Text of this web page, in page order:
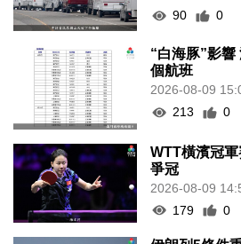
90
0
“白海豚”影
個航班
2026-08-09
213
0
WTT橫濱冠
爭冠
2026-08-09
179
0